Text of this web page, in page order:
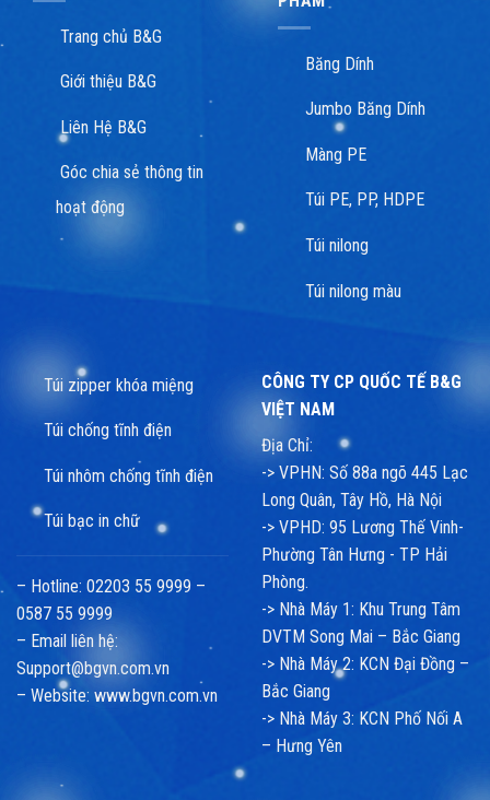
Trang chủ B&G
Giới thiệu B&G
Liên Hệ B&G
Góc chia sẻ thông tin
hoạt động
Băng Dính
Jumbo Băng Dính
Màng PE
Túi PE, PP, HDPE
Túi nilong
Túi nilong màu
Túi zipper khóa miệng
Túi chống tĩnh điện
Túi nhôm chống tĩnh điện
Túi bạc in chữ
– Hotline: 02203 55 9999 –
0587 55 9999
– Email liên hệ:
Support@bgvn.com.vn
– Website: www.bgvn.com.vn
CÔNG TY CP QUỐC TẾ B&G
VIỆT NAM
Địa Chỉ:
-> VPHN: Số 88a ngõ 445 Lạc
Long Quân, Tây Hồ, Hà Nội
-> VPHD: 95 Lương Thế Vinh-
Phường Tân Hưng - TP Hải
Phòng.
-> Nhà Máy 1: Khu Trung Tâm
DVTM Song Mai – Bắc Giang
-> Nhà Máy 2: KCN Đại Đồng –
Bắc Giang
-> Nhà Máy 3: KCN Phố Nối A
– Hưng Yên